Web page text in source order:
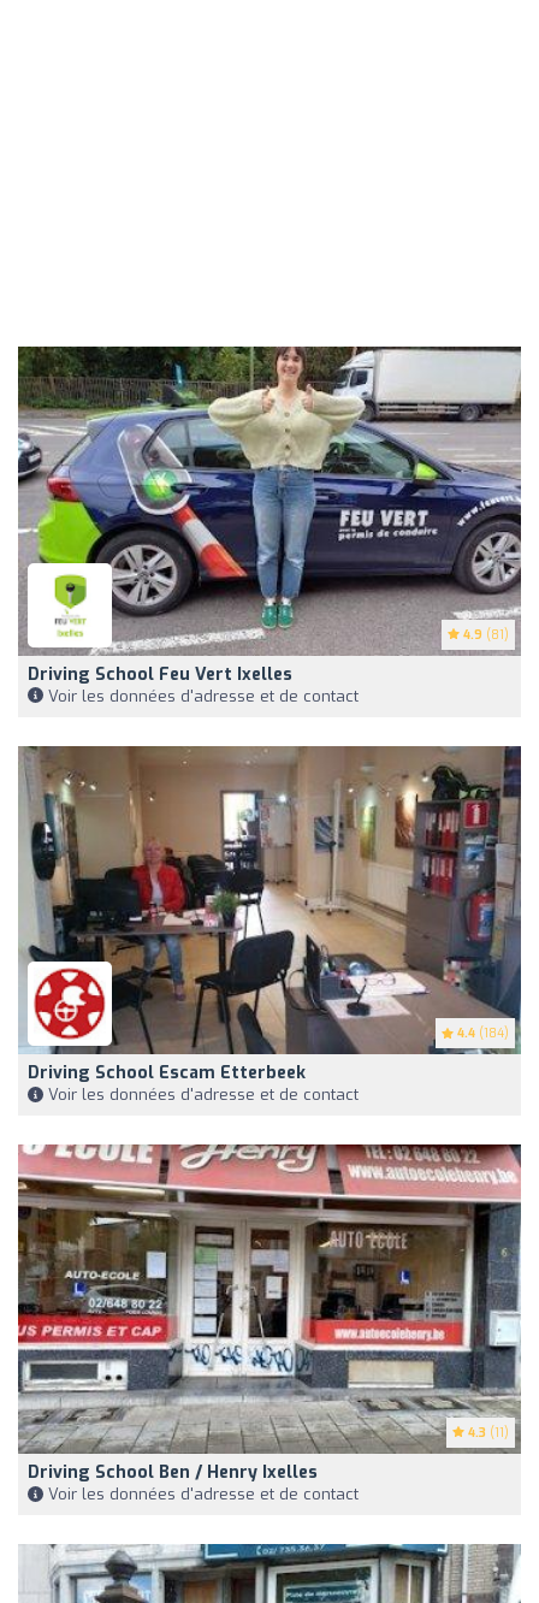
4.9 (81)
Driving School Feu Vert Ixelles
Voir les données d'adresse et de contact
4.4 (184)
Driving School Escam Etterbeek
Voir les données d'adresse et de contact
4.3 (11)
Driving School Ben / Henry Ixelles
Voir les données d'adresse et de contact